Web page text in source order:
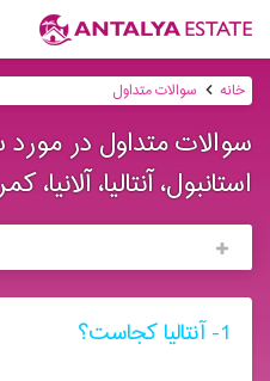
خانه سوالات متداول
سوالات متداول در مورد
استانبول، آنتالیا،
1- آنتالیا کجاست؟